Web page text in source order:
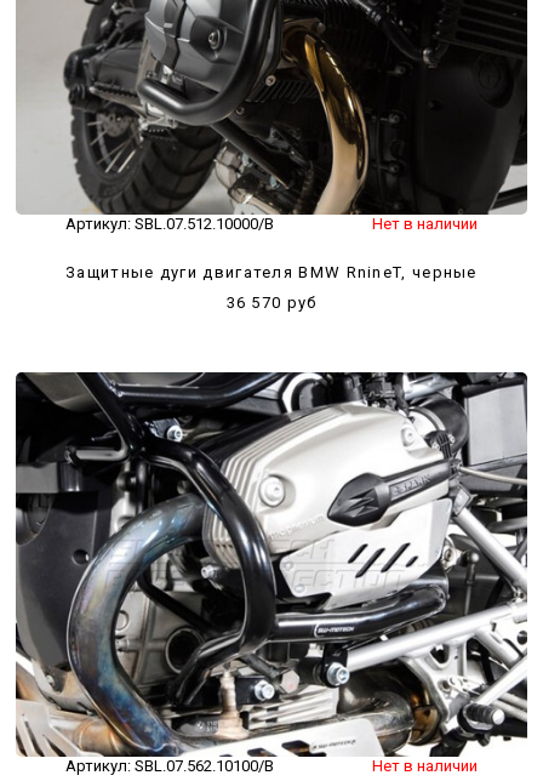
Артикул: SBL.07.512.10000/B Нет в наличии
Защитные дуги двигателя BMW RnineT, черные
36 570 руб
Артикул: SBL.07.562.10100/B Нет в наличии